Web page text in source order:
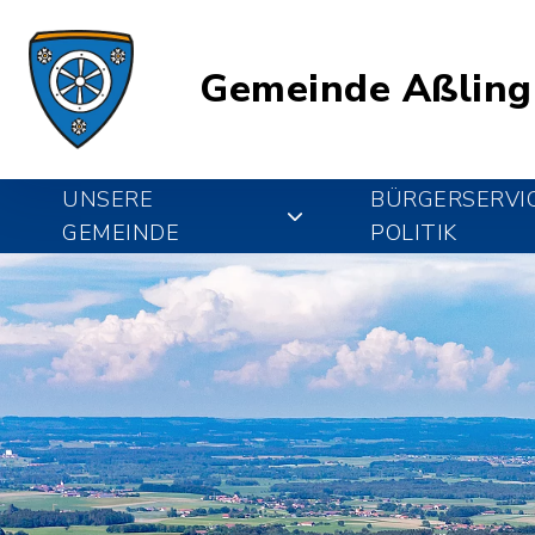
Gemeinde Aßling
UNSERE
GEMEINDE
POLITIK